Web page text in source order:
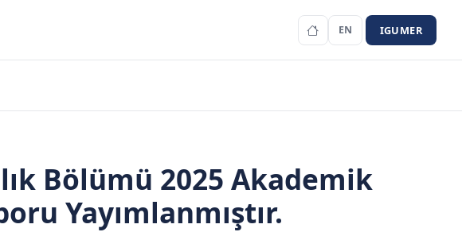
EN IGUMER
Bölümü 2025 Akademik
Yayımlanmıştır.